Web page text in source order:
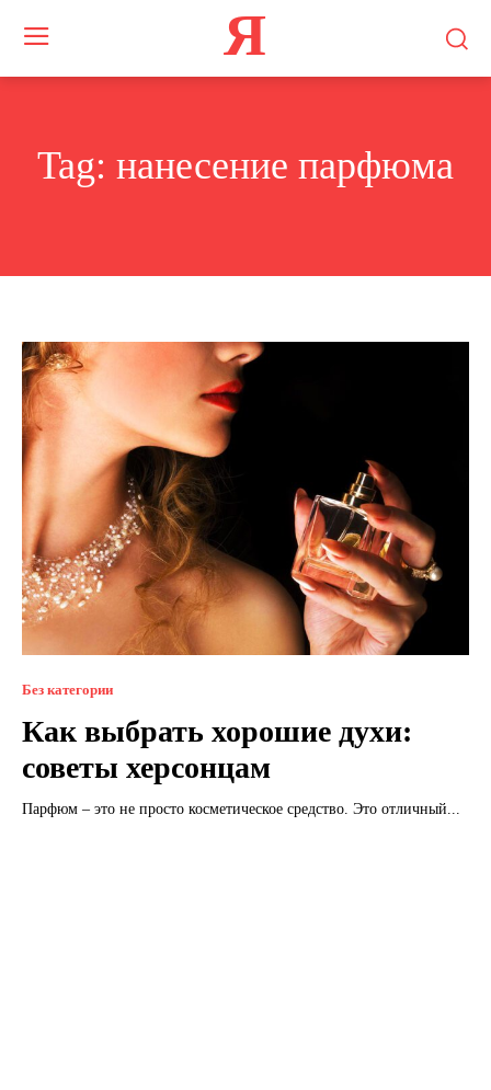
Я
Tag: нанесение парфюма
Без категории
Как выбрать хорошие духи:
советы херсонцам
Парфюм – это не просто косметическое средство. Это отличный...